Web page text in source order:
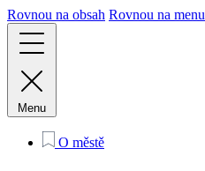
Rovnou na obsah Rovnou na menu
Menu
O městě